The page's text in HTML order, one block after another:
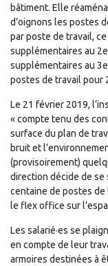
bâtiment. Elle
d’oignons les postes
par poste de travail,
supplémentaires au
supplémentaires au
postes de travail pour
Le 21 février 2019,
« compte tenu des
surface du plan de
bruit et
(provisoirement)
direction décide de se
centaine de postes
le flex office sur
Les salarié·es se
en compte de leur
armoires destinées à